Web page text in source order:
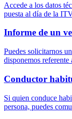
Accede a los datos
puesta al día de la
Informe de un
Puedes solicitarnos
disponemos
Conductor
Si quien conduce
persona, puedes